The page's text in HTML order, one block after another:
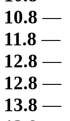
10.8 —
11.8 —
12.8 —
12.8 —
13.8 —